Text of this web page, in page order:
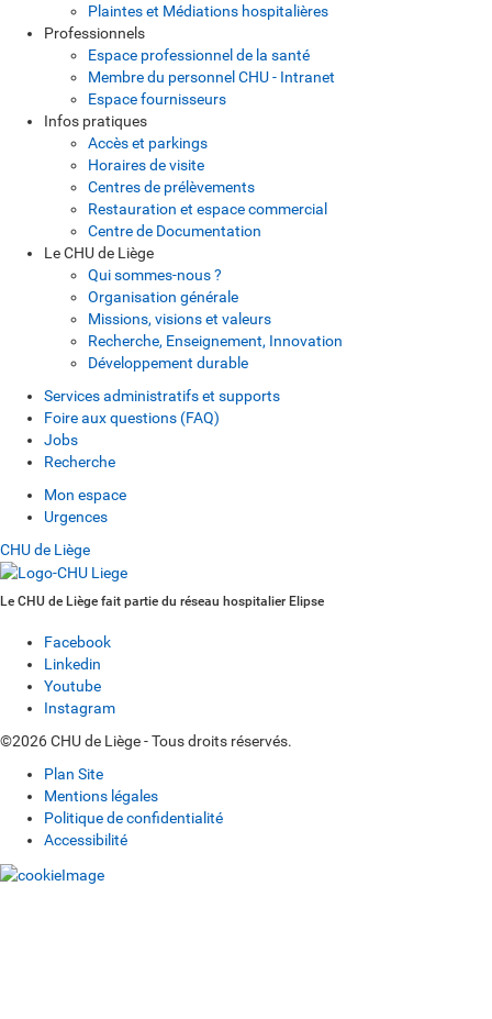
Plaintes et Médiations hospitalières
Professionnels
Espace professionnel de la santé
Membre du personnel CHU - Intranet
Espace fournisseurs
Infos pratiques
Accès et parkings
Horaires de visite
Centres de prélèvements
Restauration et espace commercial
Centre de Documentation
Le CHU de Liège
Qui sommes-nous ?
Organisation générale
Missions, visions et valeurs
Recherche, Enseignement, Innovation
Développement durable
Services administratifs et supports
Foire aux questions (FAQ)
Jobs
Recherche
Mon espace
Urgences
CHU de Liège
Le CHU de Liège fait partie du réseau hospitalier Elipse
Facebook
Linkedin
Youtube
Instagram
©2026 CHU de Liège - Tous droits réservés.
Plan Site
Mentions légales
Politique de confidentialité
Accessibilité